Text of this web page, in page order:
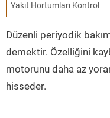
Yakıt Hortumları Kontrol
Düzenli periyodik
demektir. Özelliğini
motorunu daha az
hisseder.